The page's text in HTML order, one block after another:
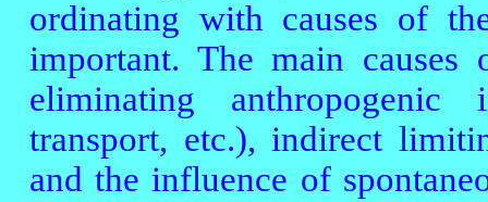
ordinating with causes of
important. The main causes
eliminating
transport, etc.), indirect
and the influence of